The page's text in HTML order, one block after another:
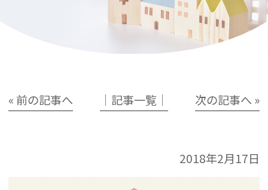
« 前の記事へ │記事一覧│ 次の記事へ »
2018年2月17日